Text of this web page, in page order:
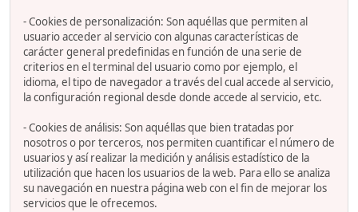
- Cookies de personalización: Son aquéllas que permiten al
usuario acceder al servicio con algunas características de
carácter general predefinidas en función de una serie de
criterios en el terminal del usuario como por ejemplo, el
idioma, el tipo de navegador a través del cual accede al servicio,
la configuración regional desde donde accede al servicio, etc.
- Cookies de análisis: Son aquéllas que bien tratadas por
nosotros o por terceros, nos permiten cuantificar el número de
usuarios y así realizar la medición y análisis estadístico de la
utilización que hacen los usuarios de la web. Para ello se analiza
su navegación en nuestra página web con el fin de mejorar los
servicios que le ofrecemos.